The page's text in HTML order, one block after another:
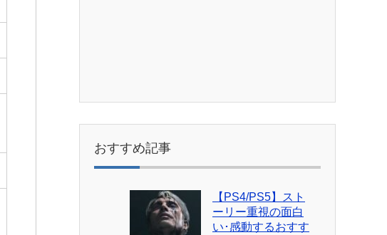
おすすめ記事
【PS4/PS5】スト
ーリー重視の面白
い･感動するおすす